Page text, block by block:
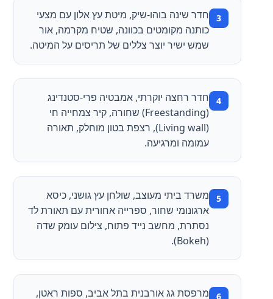
חדר שינה בוהו-שיק, מיטת עץ אלון עם מצעי
כותנה מקומטים בכוונה, שטיח מקרמה, אור
שמש ישיר יוצר צללים של תריסים על המיטה.
חדר רחצה יוקרתי, אמבטיה פרי-סטנדינג
(Freestanding) שחורה, קיר צמחייה חי
(Living wall), רצפת בטון מוחלק, תאורה
עמומה ומרגיעה.
משרד ביתי מעוצב, שולחן עץ גושני, כיסא
ארגונומי שחור, ספרייה אחורית עם תאורת לד
נסתרת, מחשב נייד פתוח, צילום עומק שדה
(Bokeh).
מרפסת גג אורבנית בתל אביב, ספות ראטן,